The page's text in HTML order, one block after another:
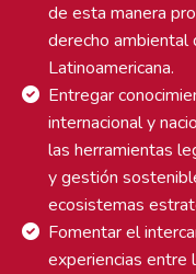
de esta manera
derecho ambiental
Latinoamericana.
Entregar
internacional y
las herramientas
y gestión
ecosistemas
Fomentar el
experiencias entre